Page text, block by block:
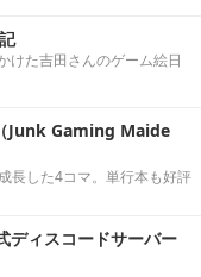
けた吉田さんのゲーム絵日
Junk Gaming Maide
長した4コマ。単行本も好評
ィスコードサーバー